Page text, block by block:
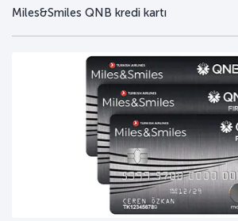
Miles&Smiles QNB kredi kartı